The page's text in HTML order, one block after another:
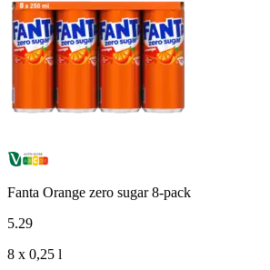
Fanta Orange zero sugar 8-pack
5.29
8 x 0,25 l